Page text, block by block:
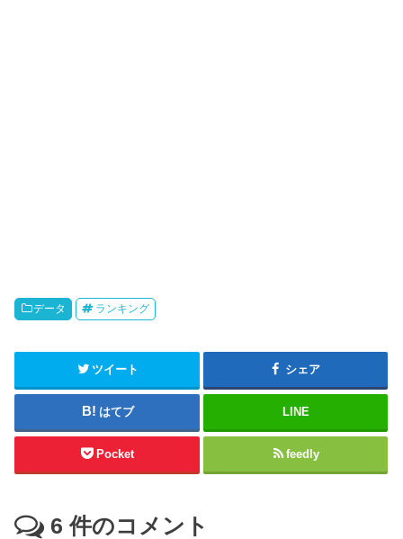
データ ランキング
ツイート シェア
はてブ LINE
Pocket feedly
6 件のコメント